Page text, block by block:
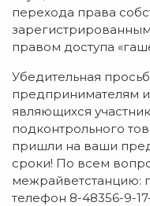
перехода права
правом доступа
Убедительная
предпринимателям
являющихся
подконтрольного
пришли на ваши
сроки! По всем
межрайветстанцию:
телефон 8-48356-9-